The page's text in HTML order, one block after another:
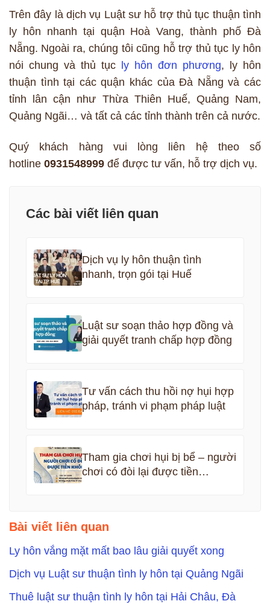
Trên đây là dịch vụ Luật sư hỗ trợ thủ tục thuận tình
ly hôn nhanh tại quận Hoà Vang, thành phố Đà
Nẵng. Ngoài ra, chúng tôi cũng hỗ trợ thủ tục ly hôn
nói chung và thủ tục
ly hôn đơn phương, ly hôn
thuận tình tại các quận khác của Đà Nẵng và các
tỉnh lân cận như Thừa Thiên Huế, Quảng Nam,
Quảng Ngãi… và tất cả các tỉnh thành trên cả nước.
Quý khách hàng vui lòng liên hệ theo số
hotline 0931548999 để được tư vấn, hỗ trợ dịch vụ.
Các bài viết liên quan
Dịch vụ ly hôn thuận tình
nhanh, trọn gói tại Huế
Luật sư soạn thảo hợp đồng và
giải quyết tranh chấp hợp đồng
Tư vấn cách thu hồi nợ hụi hợp
pháp, tránh vi phạm pháp luật
Tham gia chơi hụi bị bể – người
chơi có đòi lại được tiền
không?
Bài viết liên quan
Ly hôn vắng mặt mất bao lâu giải quyết xong
Dịch vụ Luật sư thuận tình ly hôn tại Quảng Ngãi
Thuê luật sư thuận tình ly hôn tại Hải Châu, Đà